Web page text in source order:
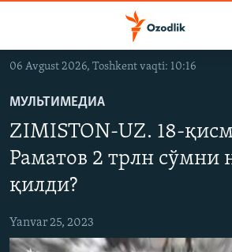
Асосий
ўтинг
Қидиришга
OZODVIDEO
OZODARXIV
На русском
ИЖТИМОИЙ ТАРМОҚЛАР
06 Avgust 2026, Toshkent vaqti: 10:16
МУЛЬТИМЕДИА
ZIMISTON-UZ. 18-
Раматов 2 трлн сўмни
қилди?
Yanvar 25, 2023